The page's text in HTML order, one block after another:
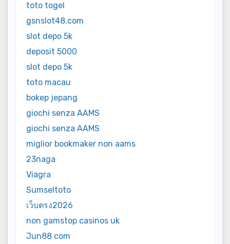
toto togel
gsnslot48.com
slot depo 5k
deposit 5000
slot depo 5k
toto macau
bokep jepang
giochi senza AAMS
giochi senza AAMS
miglior bookmaker non aams
23naga
Viagra
Sumseltoto
เว็บตรง2026
non gamstop casinos uk
Jun88 com